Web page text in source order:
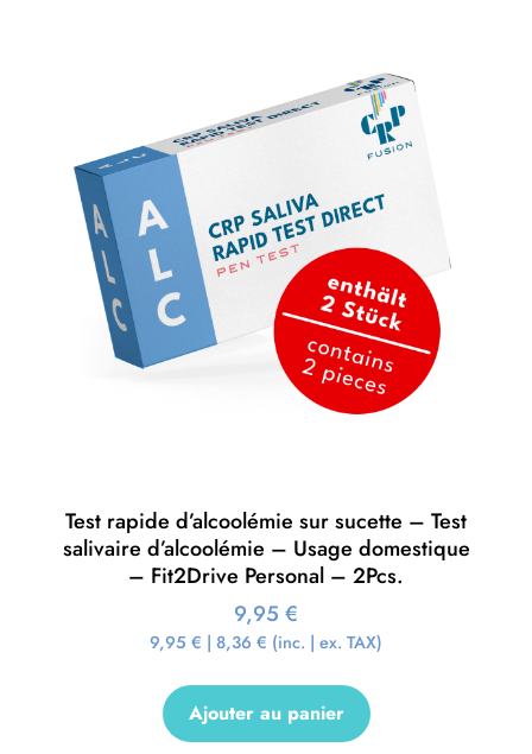
Test rapide d’alcoolémie sur sucette – Test
salivaire d’alcoolémie – Usage domestique
– Fit2Drive Personal – 2Pcs.
9,95 €
9,95 € | 8,36 € (inc. | ex. TAX)
Ajouter au panier